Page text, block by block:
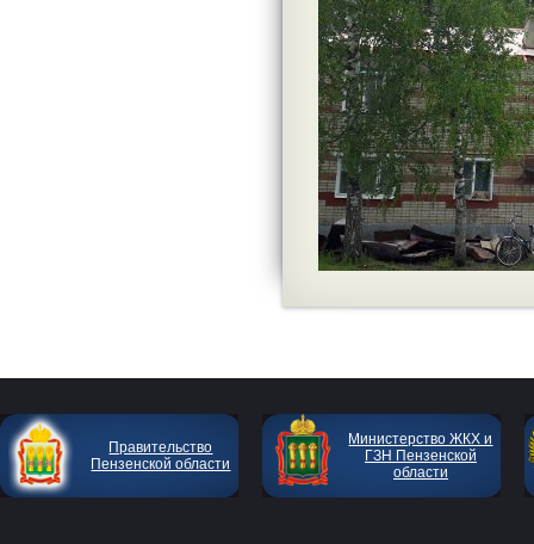
Правительство
Пензенской области
Министерство ЖКХ и
ГЗН Пензенской
области